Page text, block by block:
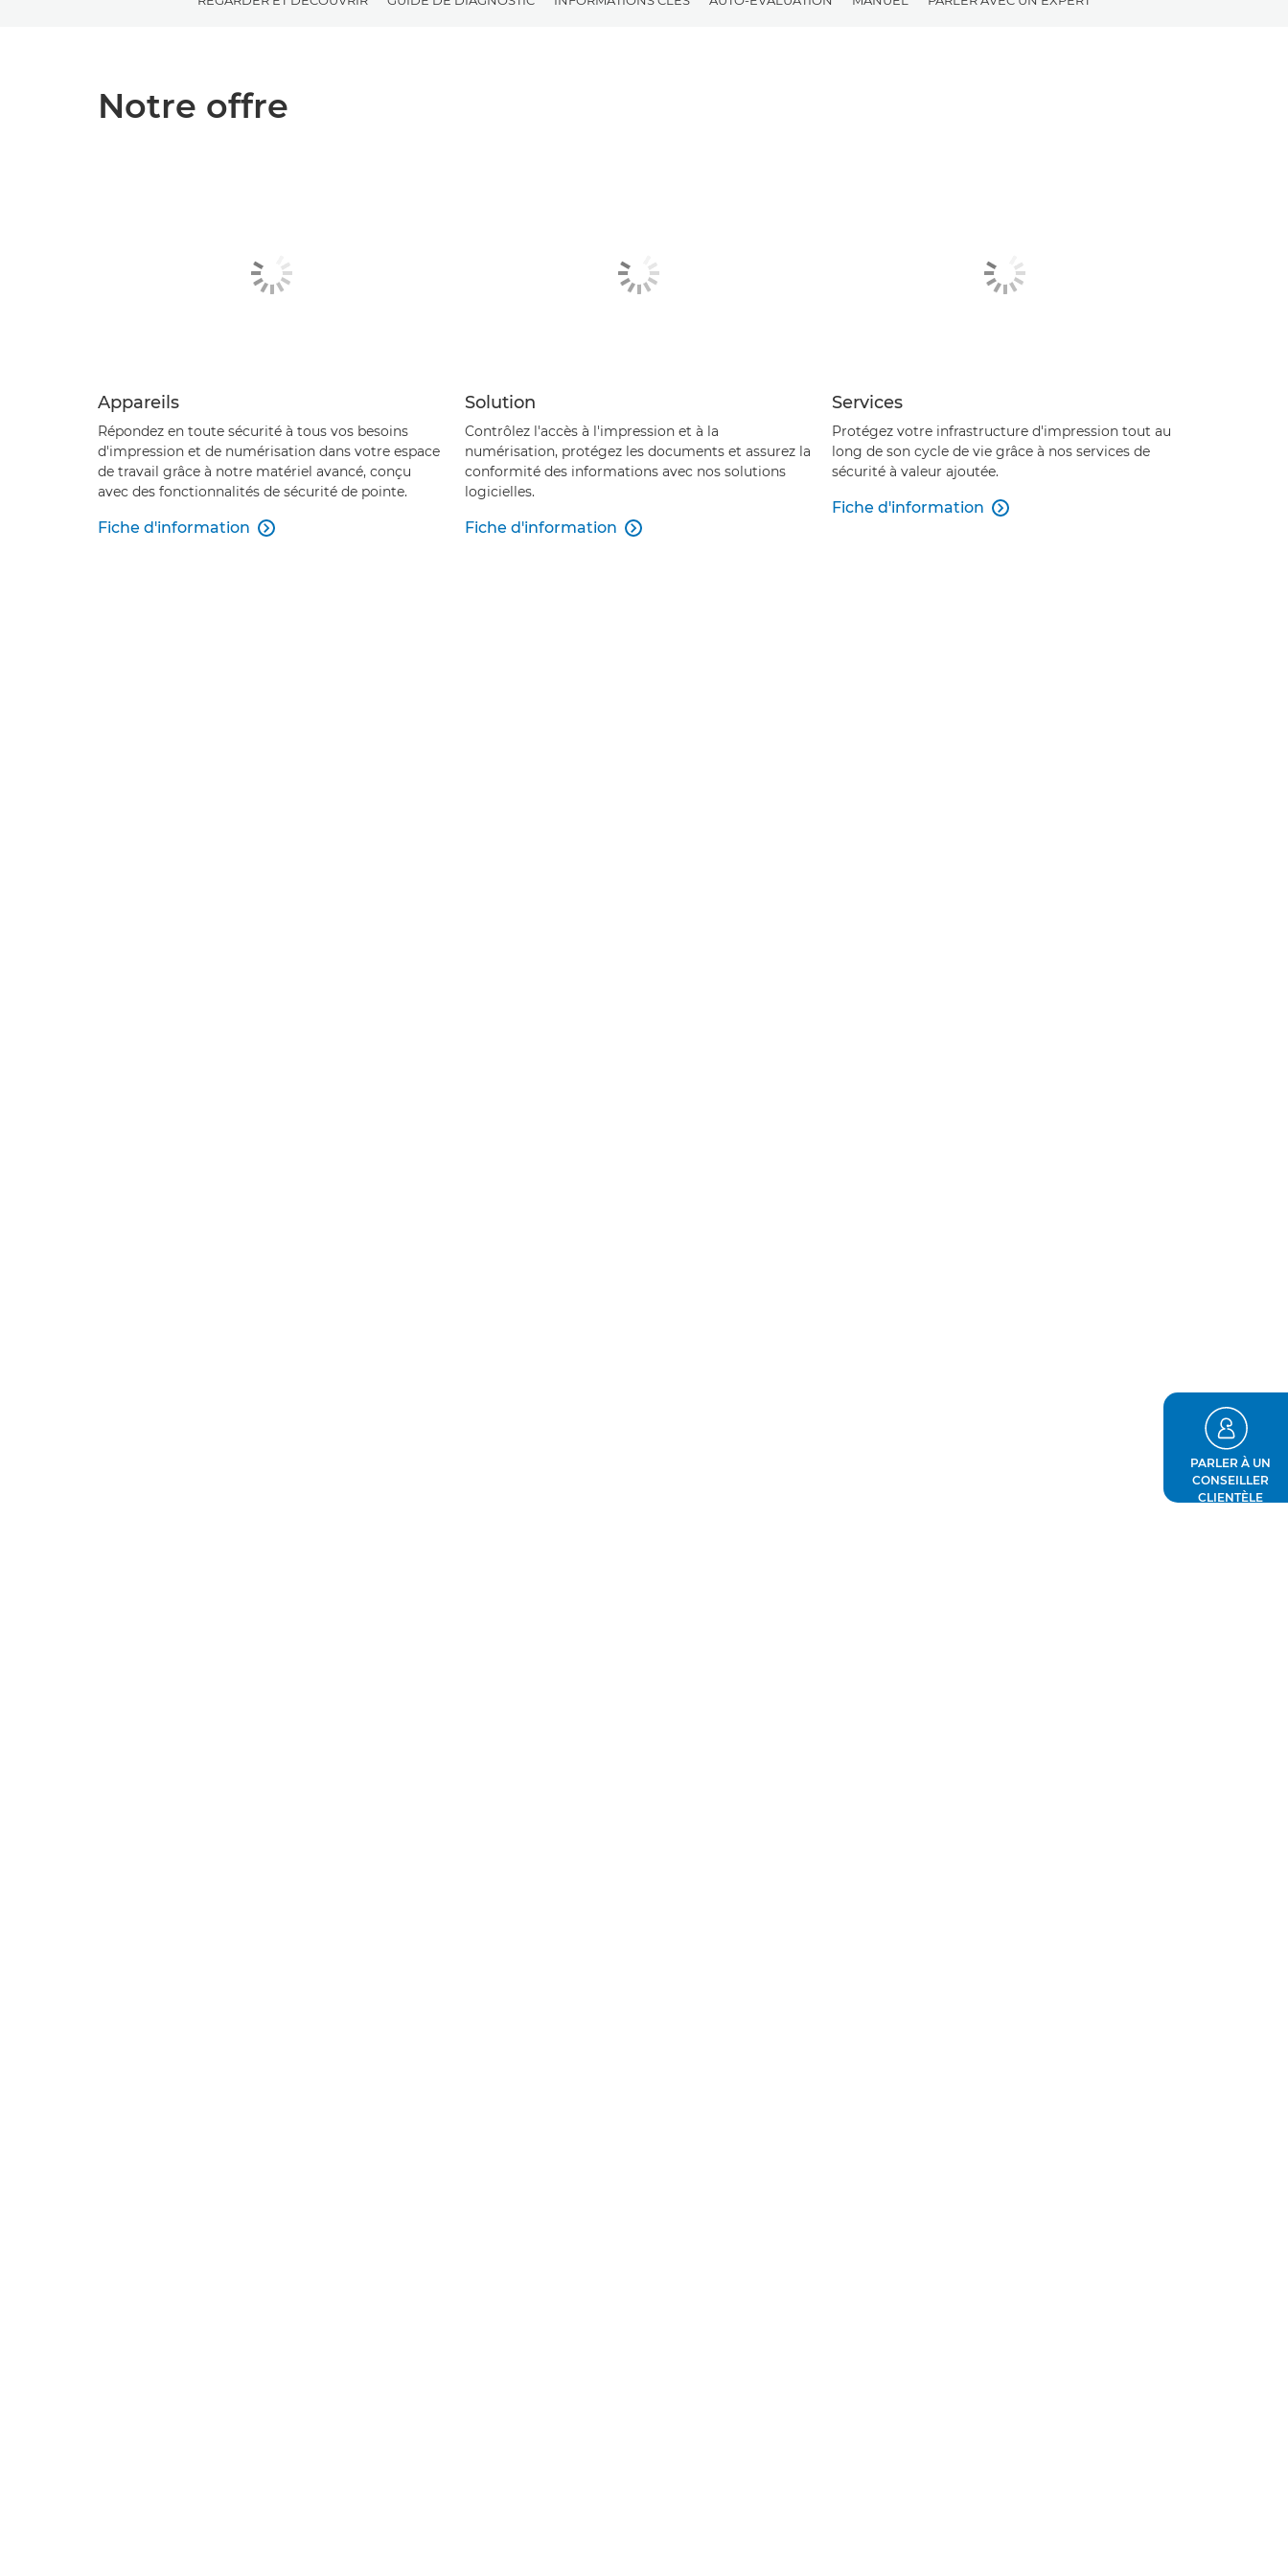
Notre offre
Appareils
Répondez en toute sécurité à tous vos besoins
d'impression et de numérisation dans votre espace
de travail grâce à notre matériel avancé, conçu
avec des fonctionnalités de sécurité de pointe.
Fiche d'information 
Solution
Contrôlez l'accès à l'impression et à la
numérisation, protégez les documents et assurez la
conformité des informations avec nos solutions
logicielles.
Fiche d'information 
Services
Protégez votre infrastructure d'impression tout au
long de son cycle de vie grâce à nos services de
sécurité à valeur ajoutée.
Fiche d'information 
PARLER À UN
CONSEILLER
CLIENTÈLE